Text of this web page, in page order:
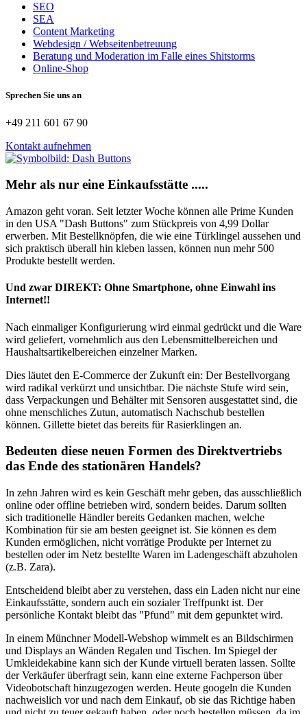
SEO
SEA
Content Marketing
Webdesign / Webseitenbetreuung
Beratung und Moderation im Falle eines Shitstorms
Online-Shop
Sprechen Sie uns an
+49 211 601 67 90
Kontakt aufnehmen
Mehr als nur eine Einkaufsstätte .....
Amazon geht voran. Seit letzter Woche können alle Prime Kunden
in den USA "Dash Buttons" zum Stückpreis von 4,99 Dollar
erwerben. Mit Bestellknöpfen, die wie eine Türklingel aussehen und
sich praktisch überall hin kleben lassen, können nun mehr 500
Produkte bestellt werden.
Und zwar DIREKT: Ohne Smartphone, ohne Einwahl ins
Internet!!
Nach einmaliger Konfigurierung wird einmal gedrückt und die Ware
wird geliefert, vornehmlich aus den Lebensmittelbereichen und
Haushaltsartikelbereichen einzelner Marken.
Dies läutet den E-Commerce der Zukunft ein: Der Bestellvorgang
wird radikal verkürzt und unsichtbar. Die nächste Stufe wird sein,
dass Verpackungen und Behälter mit Sensoren ausgestattet sind, die
ohne menschliches Zutun, automatisch Nachschub bestellen
können. Gillette bietet das bereits für Rasierklingen an.
Bedeuten diese neuen Formen des Direktvertriebs
das Ende des stationären Handels?
In zehn Jahren wird es kein Geschäft mehr geben, das ausschließlich
online oder offline betrieben wird, sondern beides. Darum sollten
sich traditionelle Händler bereits Gedanken machen, welche
Kombination für sie am besten geeignet ist. Sie können es dem
Kunden ermöglichen, nicht vorrätige Produkte per Internet zu
bestellen oder im Netz bestellte Waren im Ladengeschäft abzuholen
(z.B. Zara).
Entscheidend bleibt aber zu verstehen, dass ein Laden nicht nur eine
Einkaufsstätte, sondern auch ein sozialer Treffpunkt ist. Der
persönliche Kontakt bleibt das "Pfund" mit dem gepunktet wird.
In einem Münchner Modell-Webshop wimmelt es an Bildschirmen
und Displays an Wänden Regalen und Tischen. Im Spiegel der
Umkleidekabine kann sich der Kunde virtuell beraten lassen. Sollte
der Verkäufer überfragt sein, kann eine externe Fachperson über
Videobotschaft hinzugezogen werden. Heute googeln die Kunden
nachweislich vor und nach dem Einkauf, ob sie das Richtige haben